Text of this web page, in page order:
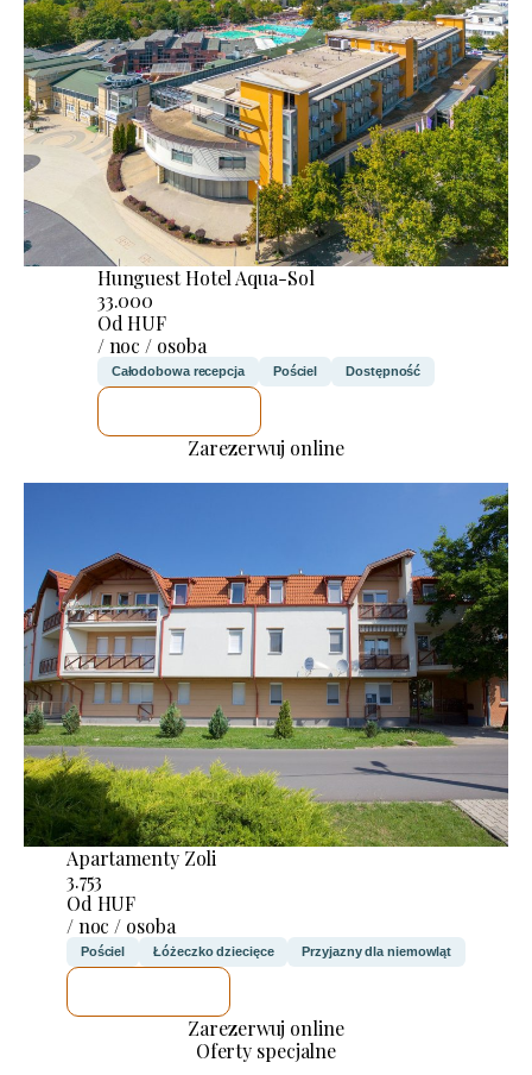
Hunguest Hotel Aqua-Sol
33.000
Od HUF
/ noc / osoba
Całodobowa recepcja Pościel Dostępność
Zarezerwuj online
Apartamenty Zoli
3.753
Od HUF
/ noc / osoba
Pościel Łóżeczko dziecięce Przyjazny dla niemowląt
Zarezerwuj online
Oferty specjalne